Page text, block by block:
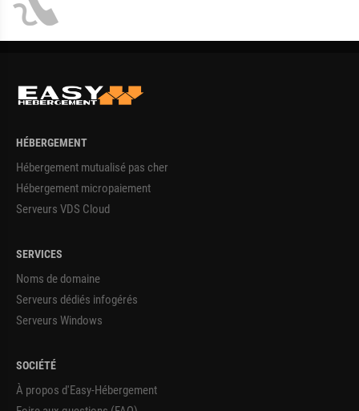
HÉBERGEMENT
Hébergement mutualisé pas cher
Hébergement micropaiement
Serveurs VDS Cloud
SERVICES
Noms de domaine
Serveurs dédiés infogérés
Serveurs Windows
SOCIÉTÉ
À propos d'Easy-Hébergement